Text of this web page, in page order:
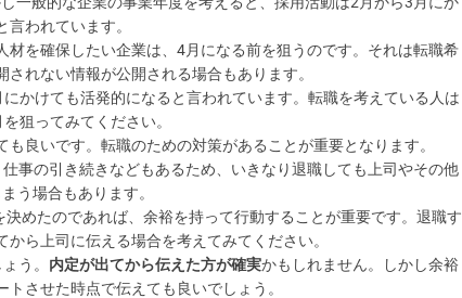
言われています。
を確保したい企業は、4月になる前を狙うのです。それは転職希
れない情報が公開される場合もあります。
かけても活発的になると言われています。転職を考えている人は
狙ってみてください。
良いです。転職のための対策があることが重要となります。
事の引き続きなどもあるため、いきなり退職しても上司やその他
う場合もあります。
決めたのであれば、余裕を持って行動することが重要です。退職す
ら上司に伝える場合を考えてみてください。
う。 内定が出てから伝えた方が確実かもしれません。しかし余裕
させた時点で伝えても良いでしょう。